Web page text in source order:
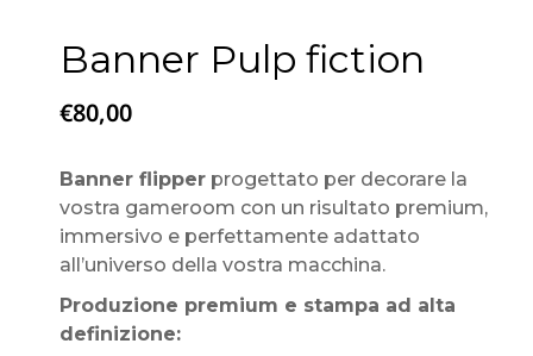
Banner Pulp fiction
€80,00
Banner flipper progettato per decorare la
vostra gameroom con un risultato premium,
immersivo e perfettamente adattato
all’universo della vostra macchina.
Produzione premium e stampa ad alta
definizione: